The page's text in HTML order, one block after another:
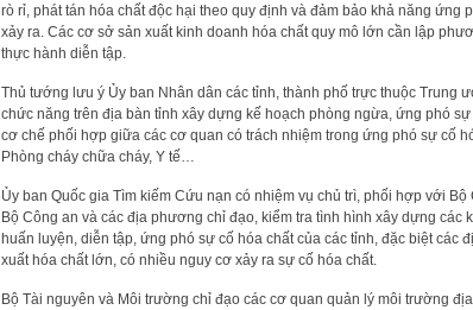
rò rỉ, phát tán hóa chất độc hại theo quy định và đảm bảo khả năng ứng
xảy ra. Các cơ sở sản xuất kinh doanh hóa chất quy mô lớn cần lập
thực hành diễn tập.
Thủ tướng lưu ý Ủy ban Nhân dân các tỉnh, thành phố trực thuộc Trung
chức năng trên địa bàn tỉnh xây dựng kế hoạch phòng ngừa, ứng phó
cơ chế phối hợp giữa các cơ quan có trách nhiệm trong ứng phó sự cố
Phòng cháy chữa cháy, Y tế…
Ủy ban Quốc gia Tìm kiếm Cứu nạn có nhiệm vụ chủ trì, phối hợp với Bộ
Bộ Công an và các địa phương chỉ đạo, kiểm tra tình hình xây dựng các
huấn luyện, diễn tập, ứng phó sự cố hóa chất của các tỉnh, đặc biệt các
xuất hóa chất lớn, có nhiều nguy cơ xảy ra sự cố hóa chất.
Bộ Tài nguyên và Môi trường chỉ đạo các cơ quan quản lý môi trường